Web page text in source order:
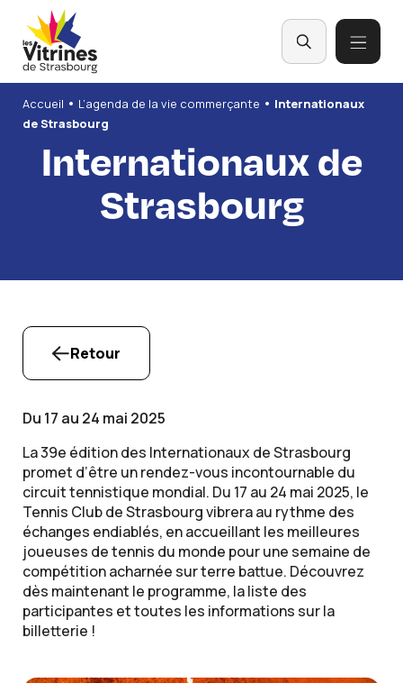
Accueil • L’agenda de la vie commerçante • Internationaux
de Strasbourg
Internationaux de
Strasbourg
Retour
Du 17 au 24 mai 2025
La 39e édition des Internationaux de Strasbourg
promet d’être un rendez-vous incontournable du
circuit tennistique mondial. Du 17 au 24 mai 2025, le
Tennis Club de Strasbourg vibrera au rythme des
échanges endiablés, en accueillant les meilleures
joueuses de tennis du monde pour une semaine de
compétition acharnée sur terre battue. Découvrez
dès maintenant le programme, la liste des
participantes et toutes les informations sur la
billetterie !
Panneau de gestion des cookies